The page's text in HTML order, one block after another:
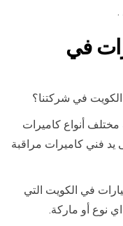
.
في
في شركتنا؟
مختلف أنواع كاميرات
يد فني كاميرات مراقبة
في الكويت التي
نوع أو ماركة.